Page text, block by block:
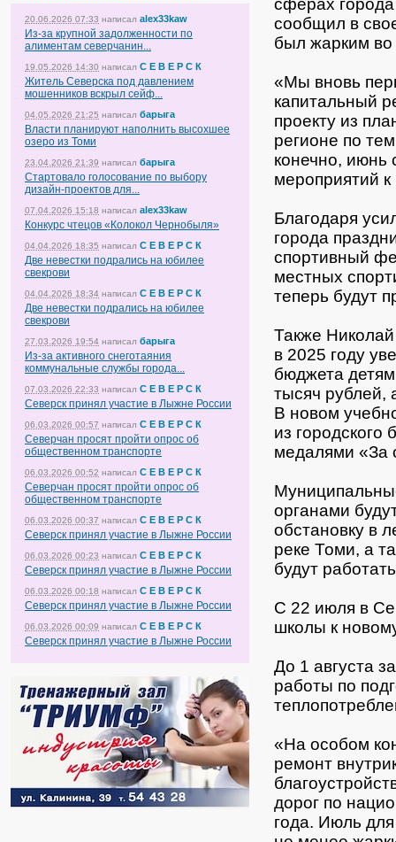
20.06.2026 07:33 написал alex33kaw
Из-за крупной задолженности по
алиментам северчанин...
19.05.2026 14:30 написал С Е В Е Р С К
Житель Северска под давлением
мошенников вскрыл сейф...
04.05.2026 21:25 написал барыга
Власти планируют наполнить высохшее
озеро из Томи
23.04.2026 21:39 написал барыга
Стартовало голосование по выбору
дизайн-проектов для...
07.04.2026 15:18 написал alex33kaw
Конкурс чтецов «Колокол Чернобыля»
04.04.2026 18:35 написал С Е В Е Р С К
Две невестки подрались на юбилее
свекрови
04.04.2026 18:34 написал С Е В Е Р С К
Две невестки подрались на юбилее
свекрови
27.03.2026 19:54 написал барыга
Из-за активного снеготаяния
коммунальные службы города...
07.03.2026 22:33 написал С Е В Е Р С К
Северск принял участие в Лыжне России
06.03.2026 00:57 написал С Е В Е Р С К
Северчан просят пройти опрос об
общественном транспорте
06.03.2026 00:52 написал С Е В Е Р С К
Северчан просят пройти опрос об
общественном транспорте
06.03.2026 00:37 написал С Е В Е Р С К
Северск принял участие в Лыжне России
06.03.2026 00:23 написал С Е В Е Р С К
Северск принял участие в Лыжне России
06.03.2026 00:18 написал С Е В Е Р С К
Северск принял участие в Лыжне России
06.03.2026 00:09 написал С Е В Е Р С К
Северск принял участие в Лыжне России
сферах
сообщил в
был жарким
«Мы вновь
капитальный
проекту из
регионе по
конечно, июнь
мероприятий
Благодаря
города
спортивный
местных
теперь будут
Также
в 2025 году
бюджета
тысяч рублей,
В новом
из
медалями «За
органами
обстановку в
реке Томи, а
будут
С 22 июля в
школы к
До 1 августа
работы по
«На особом
ремонт
дорог по
года. Июль